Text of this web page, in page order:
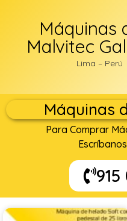
Máquinas
Malvitec
Lima – Perú
Máquinas
Para Comprar